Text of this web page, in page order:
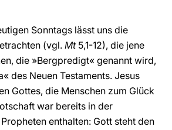
Sonntags lässt uns die
(vgl. Mt 5,1-12), die jene
die »Bergpredigt« genannt wird,
des Neuen Testaments. Jesus
Gottes, die Menschen zum Glück
war bereits in der
enthalten: Gott steht den